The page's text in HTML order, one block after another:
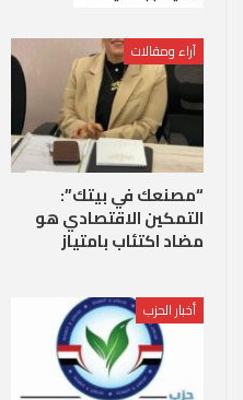
آراء ومقالات
“مصنعك في بيتك”:
التمكين الاقتصادي هو
مضاد اكتئاب بامتياز
أخبار الحزب